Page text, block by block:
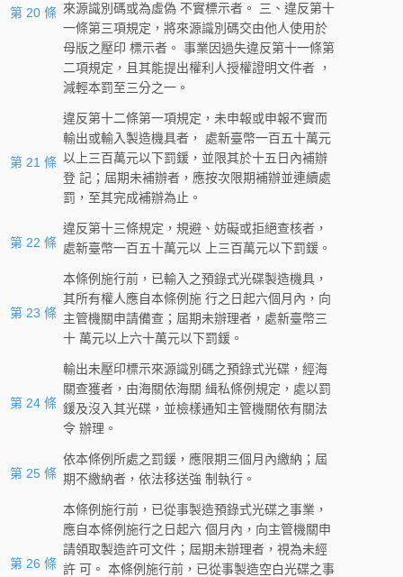
第 20 條 來源識別碼或為虛偽 不實標示者。 三、違反第十
一條第三項規定，將來源識別碼交由他人使用於
母版之壓印 標示者。 事業因過失違反第十一條第
二項規定，且其能提出權利人授權證明文件者 ，
減輕本罰至三分之一。
第 21 條
違反第十二條第一項規定，未申報或申報不實而
輸出或輸入製造機具者， 處新臺幣一百五十萬元
以上三百萬元以下罰鍰，並限其於十五日內補辦
登 記；屆期未補辦者，應按次限期補辦並連續處
罰，至其完成補辦為止。
第 22 條
違反第十三條規定，規避、妨礙或拒絕查核者，
處新臺幣一百五十萬元以 上三百萬元以下罰鍰。
第 23 條
本條例施行前，已輸入之預錄式光碟製造機具，
其所有權人應自本條例施 行之日起六個月內，向
主管機關申請備查；屆期未辦理者，處新臺幣三
十 萬元以上六十萬元以下罰鍰。
第 24 條
輸出未壓印標示來源識別碼之預錄式光碟，經海
關查獲者，由海關依海關 緝私條例規定，處以罰
鍰及沒入其光碟，並檢樣通知主管機關依有關法
令 辦理。
第 25 條
依本條例所處之罰鍰，應限期三個月內繳納；屆
期不繳納者，依法移送強 制執行。
第 26 條
本條例施行前，已從事製造預錄式光碟之事業，
應自本條例施行之日起六 個月內，向主管機關申
請領取製造許可文件；屆期未辦理者，視為未經
許 可。 本條例施行前，已從事製造空白光碟之事